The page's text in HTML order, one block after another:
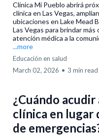
Clínica Mi Pueblo abrirá
clínica en Las Vegas,
ubicaciones en Lake Mead
Las Vegas para brindar más
atención médica a la
...more
Educación en salud
March 02, 2026 • 3 min read
¿Cuándo acudir
clínica en lugar
de